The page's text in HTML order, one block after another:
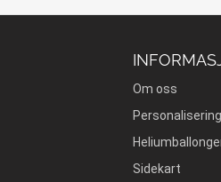
Om oss
Personalisering
Sidekart